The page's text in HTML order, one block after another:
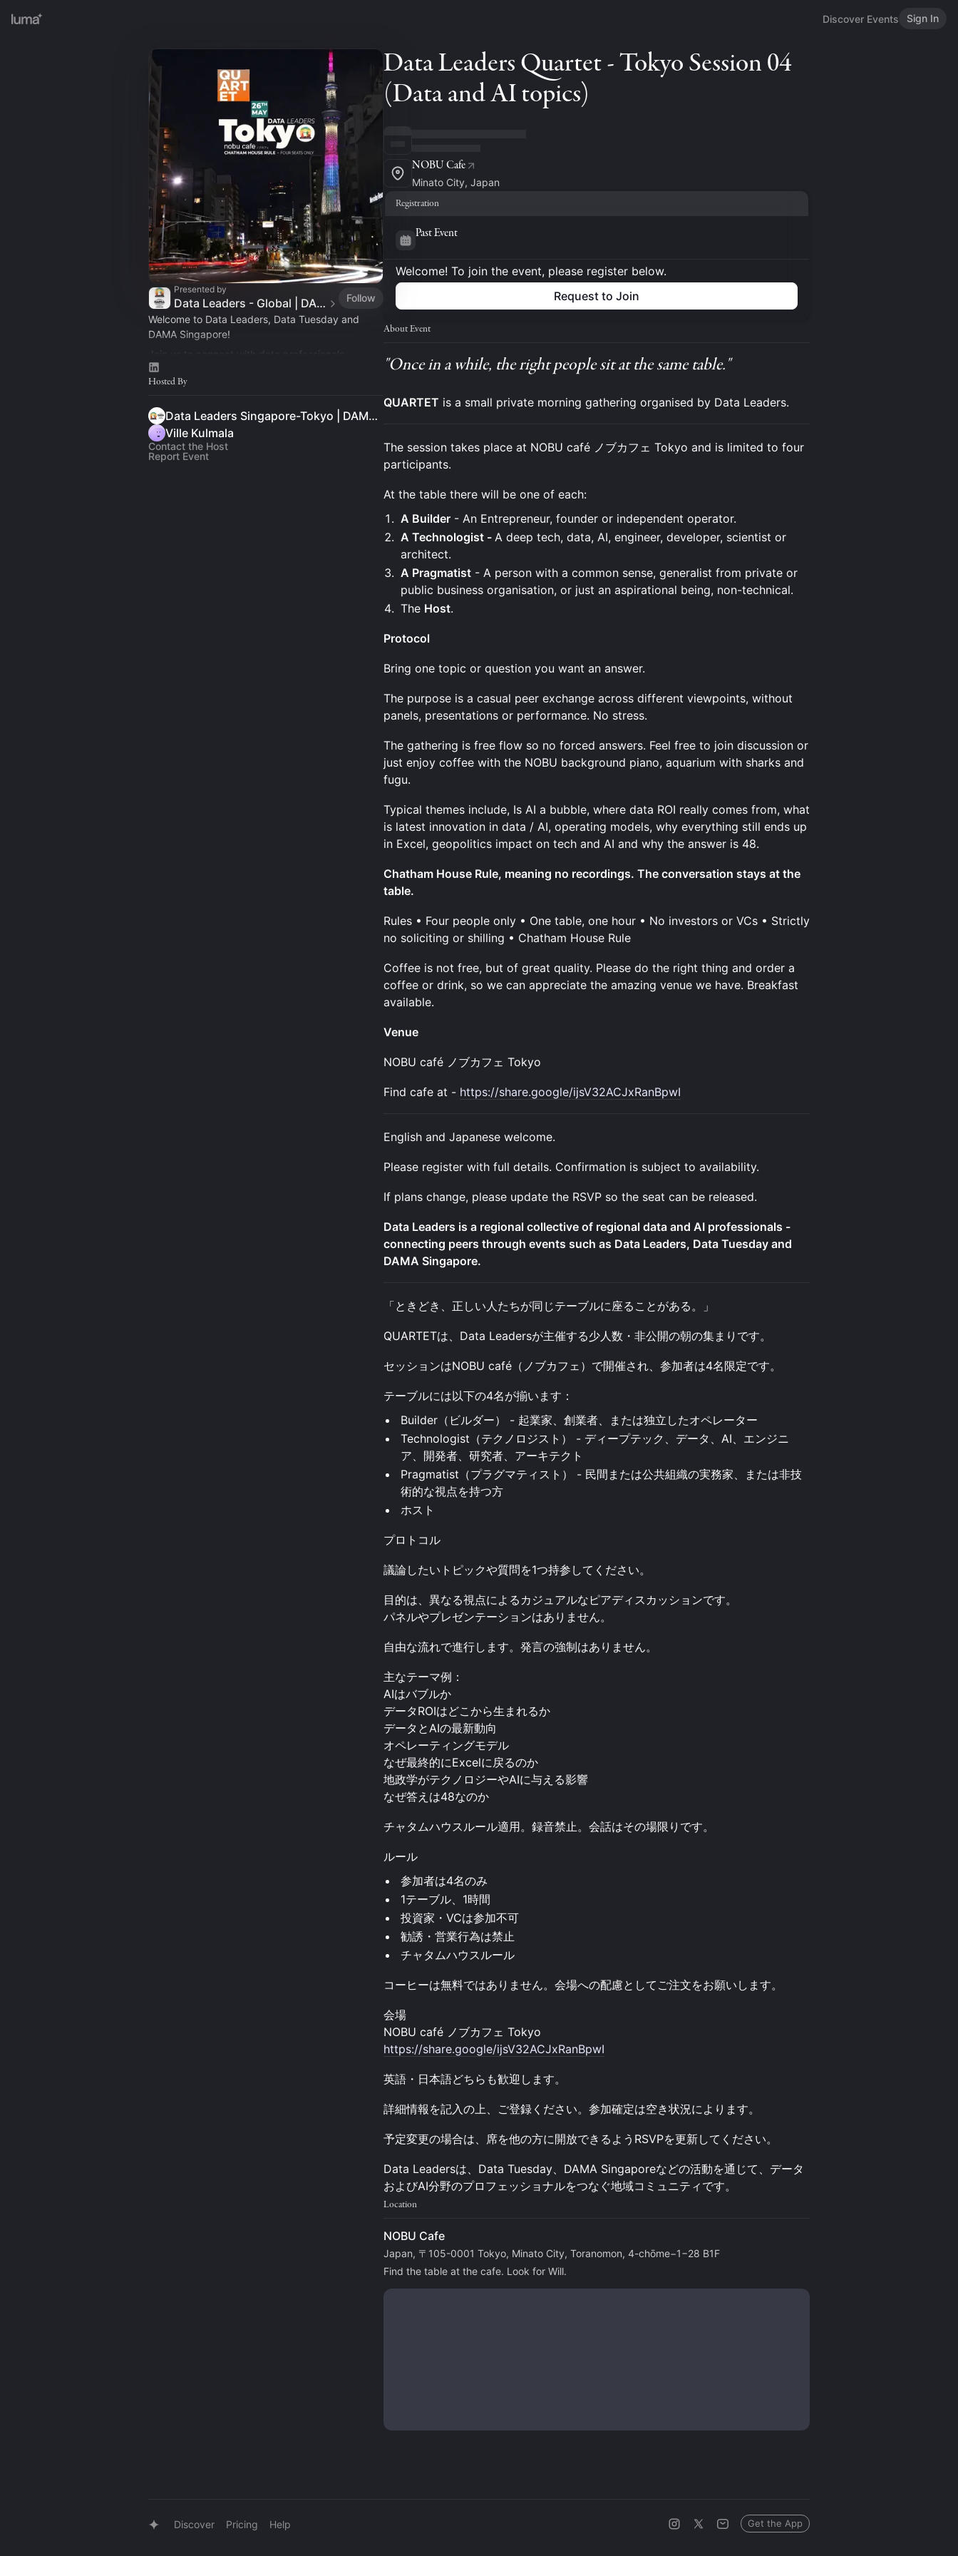
Discover Events Sign In
Presented by
Data Leaders - Global | DAMA Singapore | Data Tuesday
Follow
Welcome to Data Leaders, Data Tuesday and
DAMA Singapore!
Join us to connect with data professionals,
discuss trends and share experiences. Started in
Singapore, global from day one.
Hosted By
Data Leaders Singapore-Tokyo | DAMA Singapore Data Tuesday
Ville Kulmala
Contact the Host
Report Event
Data Leaders Quartet - Tokyo Session 04
(Data and AI topics)
NOBU Cafe
Minato City, Japan
Registration
Past Event
Welcome! To join the event, please register below.
Request to Join
About Event
"Once in a while, the right people sit at the same table."
QUARTET is a small private morning gathering organised by Data Leaders.
The session takes place at NOBU café ノブカフェ Tokyo and is limited to four
participants.
At the table there will be one of each:
A Builder - An Entrepreneur, founder or independent operator.
A Technologist - A deep tech, data, AI, engineer, developer, scientist or
architect.
A Pragmatist - A person with a common sense, generalist from private or
public business organisation, or just an aspirational being, non-technical.
The Host.
Protocol
Bring one topic or question you want an answer.
The purpose is a casual peer exchange across different viewpoints, without
panels, presentations or performance. No stress.
The gathering is free flow so no forced answers. Feel free to join discussion or
just enjoy coffee with the NOBU background piano, aquarium with sharks and
fugu.
Typical themes include, Is AI a bubble, where data ROI really comes from, what
is latest innovation in data / AI, operating models, why everything still ends up
in Excel, geopolitics impact on tech and AI and why the answer is 48.
Chatham House Rule, meaning no recordings. The conversation stays at the
table.
Rules • Four people only • One table, one hour • No investors or VCs • Strictly
no soliciting or shilling • Chatham House Rule
Coffee is not free, but of great quality. Please do the right thing and order a
coffee or drink, so we can appreciate the amazing venue we have. Breakfast
available.
Venue
NOBU café ノブカフェ Tokyo
Find cafe at - https://share.google/ijsV32ACJxRanBpwI
English and Japanese welcome.
Please register with full details. Confirmation is subject to availability.
If plans change, please update the RSVP so the seat can be released.
Data Leaders is a regional collective of regional data and AI professionals -
connecting peers through events such as Data Leaders, Data Tuesday and
DAMA Singapore.
「ときどき、正しい人たちが同じテーブルに座ることがある。」
QUARTETは、Data Leadersが主催する少人数・非公開の朝の集まりです。
セッションはNOBU café（ノブカフェ）で開催され、参加者は4名限定です。
テーブルには以下の4名が揃います：
Builder（ビルダー） - 起業家、創業者、または独立したオペレーター
Technologist（テクノロジスト） - ディープテック、データ、AI、エンジニ
ア、開発者、研究者、アーキテクト
Pragmatist（プラグマティスト） - 民間または公共組織の実務家、または非技
術的な視点を持つ方
ホスト
プロトコル
議論したいトピックや質問を1つ持参してください。
目的は、異なる視点によるカジュアルなピアディスカッションです。
パネルやプレゼンテーションはありません。
自由な流れで進行します。発言の強制はありません。
主なテーマ例：
AIはバブルか
データROIはどこから生まれるか
データとAIの最新動向
オペレーティングモデル
なぜ最終的にExcelに戻るのか
地政学がテクノロジーやAIに与える影響
なぜ答えは48なのか
チャタムハウスルール適用。録音禁止。会話はその場限りです。
ルール
参加者は4名のみ
1テーブル、1時間
投資家・VCは参加不可
勧誘・営業行為は禁止
チャタムハウスルール
コーヒーは無料ではありません。会場への配慮としてご注文をお願いします。
会場
NOBU café ノブカフェ Tokyo
https://share.google/ijsV32ACJxRanBpwI
英語・日本語どちらも歓迎します。
詳細情報を記入の上、ご登録ください。参加確定は空き状況によります。
予定変更の場合は、席を他の方に開放できるようRSVPを更新してください。
Data Leadersは、Data Tuesday、DAMA Singaporeなどの活動を通じて、データ
およびAI分野のプロフェッショナルをつなぐ地域コミュニティです。
Location
NOBU Cafe
Japan, 〒105-0001 Tokyo, Minato City, Toranomon, 4-chōme−1−28 B1F
Find the table at the cafe. Look for Will.
Discover Pricing Help Get the App